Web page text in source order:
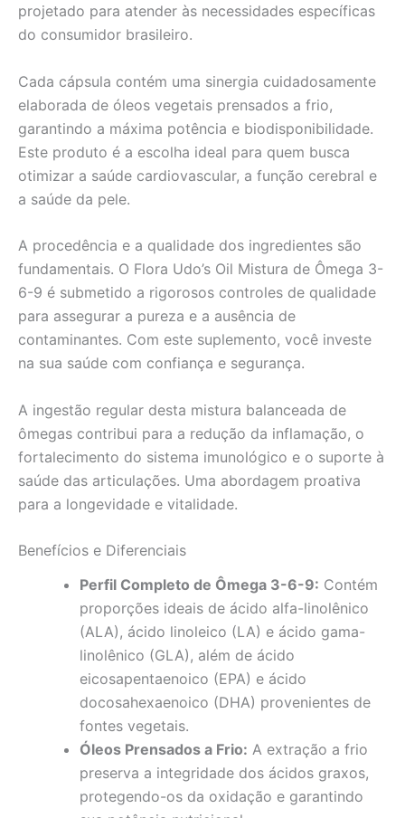
projetado para atender às necessidades específicas
do consumidor brasileiro.
Cada cápsula contém uma sinergia cuidadosamente
elaborada de óleos vegetais prensados a frio,
garantindo a máxima potência e biodisponibilidade.
Este produto é a escolha ideal para quem busca
otimizar a saúde cardiovascular, a função cerebral e
a saúde da pele.
A procedência e a qualidade dos ingredientes são
fundamentais. O Flora Udo’s Oil Mistura de Ômega 3-
6-9 é submetido a rigorosos controles de qualidade
para assegurar a pureza e a ausência de
contaminantes. Com este suplemento, você investe
na sua saúde com confiança e segurança.
A ingestão regular desta mistura balanceada de
ômegas contribui para a redução da inflamação, o
fortalecimento do sistema imunológico e o suporte à
saúde das articulações. Uma abordagem proativa
para a longevidade e vitalidade.
Benefícios e Diferenciais
Perfil Completo de Ômega 3-6-9: Contém
proporções ideais de ácido alfa-linolênico
(ALA), ácido linoleico (LA) e ácido gama-
linolênico (GLA), além de ácido
eicosapentaenoico (EPA) e ácido
docosahexaenoico (DHA) provenientes de
fontes vegetais.
Óleos Prensados a Frio: A extração a frio
preserva a integridade dos ácidos graxos,
protegendo-os da oxidação e garantindo